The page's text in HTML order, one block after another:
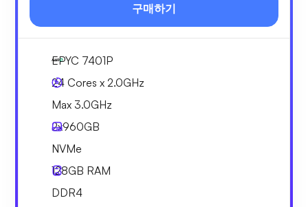
구매하기
EPYC 7401P
24 Cores x 2.0GHz
Max 3.0GHz
2x960GB
NVMe
128GB RAM
DDR4